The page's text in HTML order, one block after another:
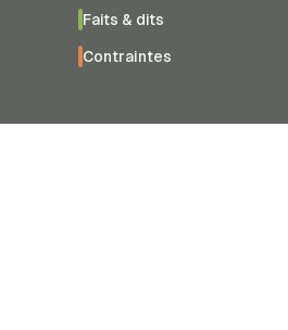
Faits & dits
Contraintes